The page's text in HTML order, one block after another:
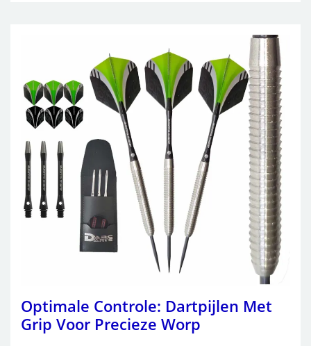
Optimale Controle: Dartpijlen Met
Grip Voor Precieze Worp